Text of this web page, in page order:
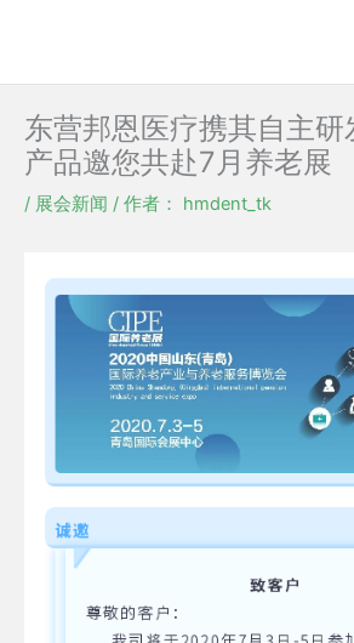
内
东营邦恩医疗携其自主
产品邀您共赴7月养老展
/ 展会新闻 / 作者： hmdent_tk